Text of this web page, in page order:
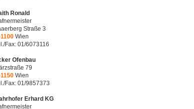
Ronald
Straße 3
Wien
Fax: 01/6073116
Ofenbau
79
Wien
Fax: 01/9857373
Erhard KG